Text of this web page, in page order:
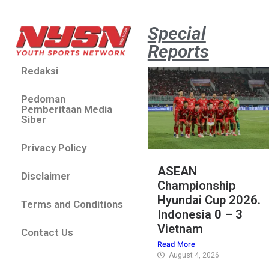
Redaksi
Pedoman
Pemberitaan Media
Siber
Privacy Policy
Disclaimer
Terms and Conditions
Contact Us
Special
Reports
ASEAN
Championship
Hyundai Cup 2026.
Indonesia 0 – 3
Vietnam
Read More
August 4, 2026